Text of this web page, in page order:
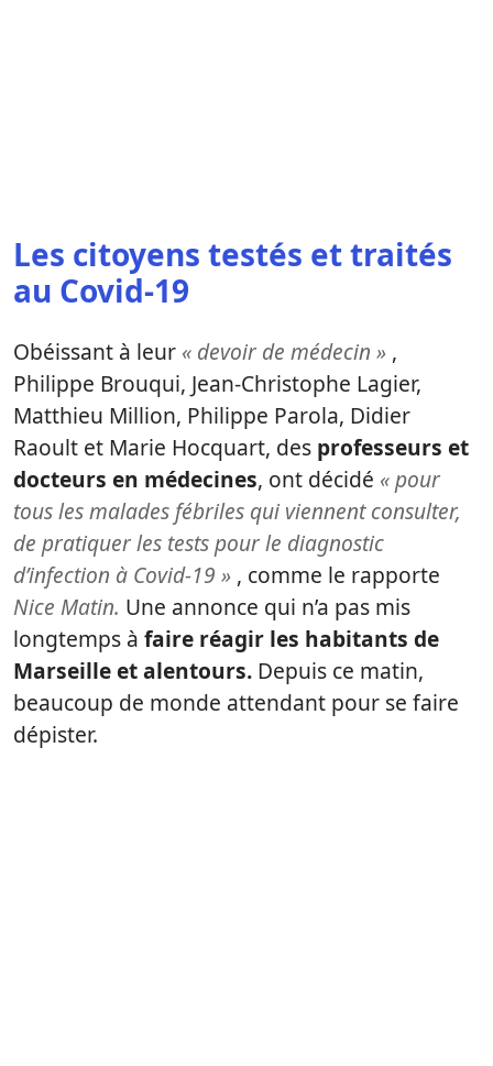
Les citoyens testés et traités
au Covid-19
Obéissant à leur « devoir de médecin » ,
Philippe Brouqui, Jean-Christophe Lagier,
Matthieu Million, Philippe Parola, Didier
Raoult et Marie Hocquart, des professeurs et
docteurs en médecines, ont décidé « pour
tous les malades fébriles qui viennent consulter,
de pratiquer les tests pour le diagnostic
d’infection à Covid-19 » , comme le rapporte
Nice Matin. Une annonce qui n’a pas mis
longtemps à faire réagir les habitants de
Marseille et alentours. Depuis ce matin,
beaucoup de monde attendant pour se faire
dépister.